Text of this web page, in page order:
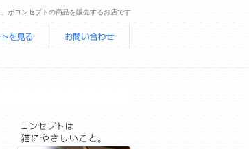
がコンセプトの商品を販売するお店です